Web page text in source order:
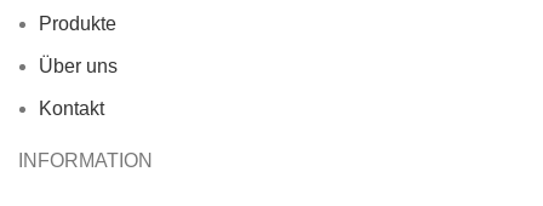
Produkte
Über uns
Kontakt
INFORMATION